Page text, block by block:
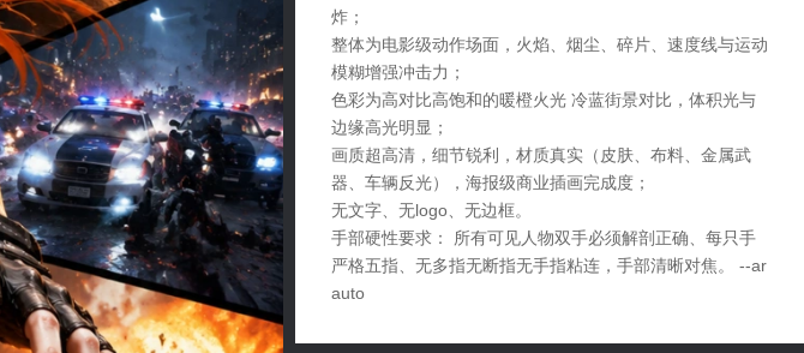
炸；
整体为电影级动作场面，火焰、烟尘、碎片、速度线与运动
模糊增强冲击力；
色彩为高对比高饱和的暖橙火光 冷蓝街景对比，体积光与
边缘高光明显；
画质超高清，细节锐利，材质真实（皮肤、布料、金属武
器、车辆反光），海报级商业插画完成度；
无文字、无logo、无边框。
手部硬性要求： 所有可见人物双手必须解剖正确、每只手
严格五指、无多指无断指无手指粘连，手部清晰对焦。 --ar
auto